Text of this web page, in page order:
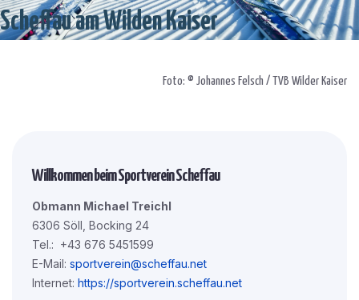
Scheffau am Wilden Kaiser
Foto: © Johannes Felsch / TVB Wilder Kaiser
Willkommen beim Sportverein Scheffau
Obmann Michael Treichl
6306 Söll, Bocking 24
Tel.: +43 676 5451599
E-Mail: sportverein@scheffau.net
Internet: https://sportverein.scheffau.net